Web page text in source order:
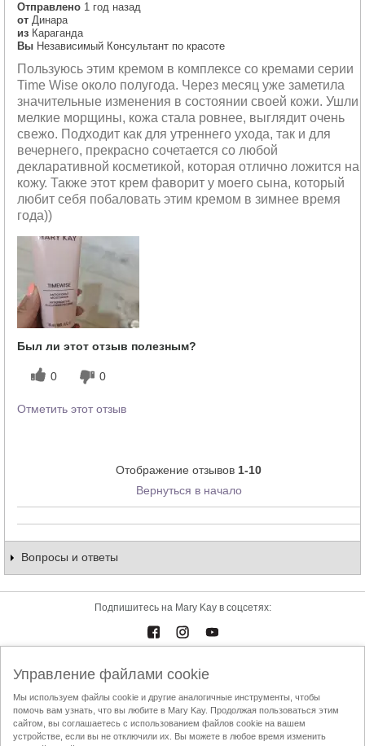
Отправлено 1 год назад
от Динара
из Караганда
Вы Независимый Консультант по красоте
Пользуюсь этим кремом в комплексе со кремами серии
Time Wise около полугода. Через месяц уже заметила
значительные изменения в состоянии своей кожи. Ушли
мелкие морщины, кожа стала ровнее, выглядит очень
свежо. Подходит как для утреннего ухода, так и для
вечернего, прекрасно сочетается со любой
декларативной косметикой, которая отлично ложится на
кожу. Также этот крем фаворит у моего сына, который
любит себя побаловать этим кремом в зимнее время
года))
Был ли этот отзыв полезным?
0 0
Отметить этот отзыв
Отображение отзывов 1-10
Вернуться в начало
Вопросы и ответы
Подпишитесь на Mary Kay в соцсетях:
Каталоги Контакты
Условия использования Доставка и оплата
Mary Kay InTouch
Политика конфиденциальности
Управление файлами cookie
Мы используем файлы cookie и другие аналогичные инструменты, чтобы
помочь вам узнать, что вы любите в Mary Kay. Продолжая пользоваться этим
сайтом, вы соглашаетесь с использованием файлов cookie на вашем
устройстве, если вы не отключили их. Вы можете в любое время изменить